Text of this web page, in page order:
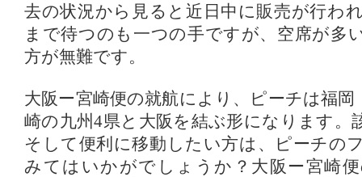
去の状況から見ると近日中に販売が行わ
まで待つのも一つの手ですが、空席が多
方が無難です。
大阪ー宮崎便の就航により、ピーチは福岡
崎の九州4県と大阪を結ぶ形になります。
そして便利に移動したい方は、ピーチの
みてはいかがでしょうか？大阪ー宮崎